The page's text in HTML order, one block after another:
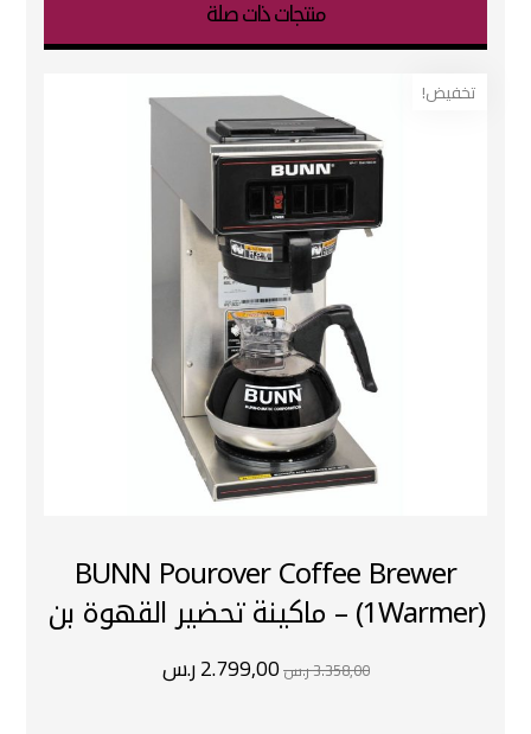
منتجات ذات صلة
BUNN Pourover Coffee Brewer
(1Warmer) – ماكينة تحضير القهوة بن
3.358,00ر.س2.799,00ر.س
تخفيض!